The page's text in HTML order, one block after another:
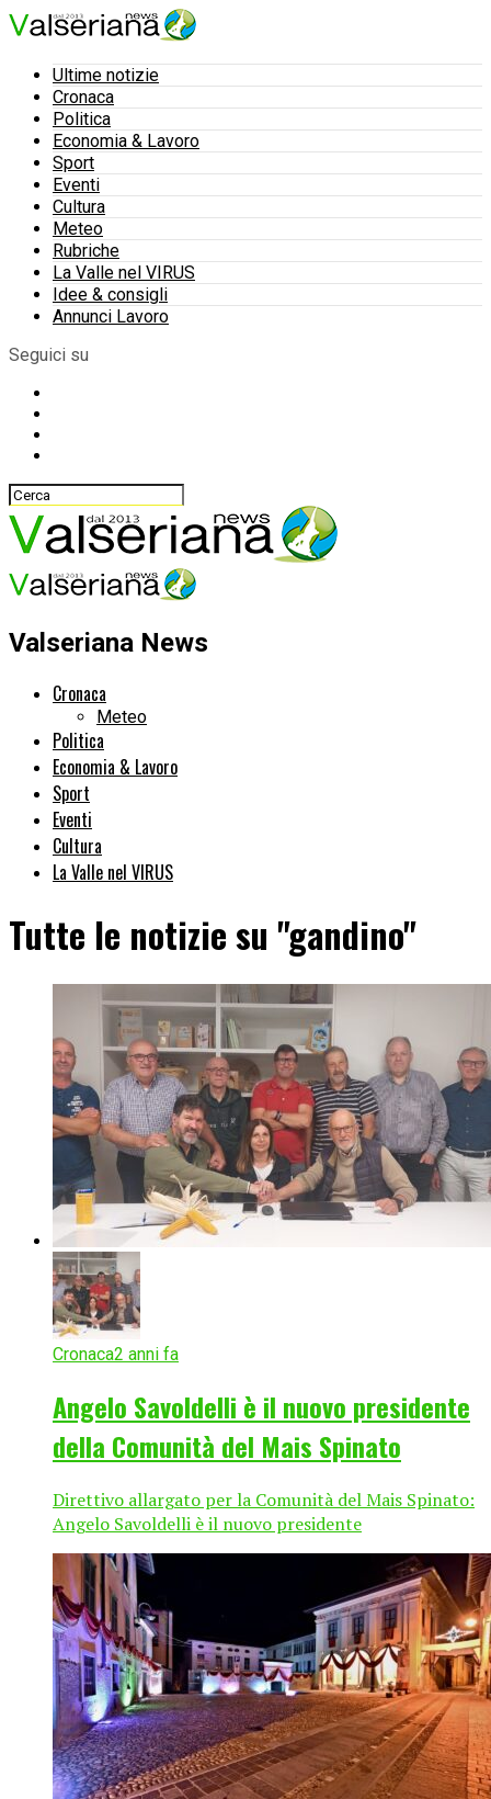
Ultime notizie
Cronaca
Politica
Economia & Lavoro
Sport
Eventi
Cultura
Meteo
Rubriche
La Valle nel VIRUS
Idee & consigli
Annunci Lavoro
Seguici su
Valseriana News
Cronaca
Meteo
Politica
Economia & Lavoro
Sport
Eventi
Cultura
La Valle nel VIRUS
Tutte le notizie su "gandino"
Cronaca2 anni fa
Angelo Savoldelli è il nuovo presidente
della Comunità del Mais Spinato
Direttivo allargato per la Comunità del Mais Spinato:
Angelo Savoldelli è il nuovo presidente